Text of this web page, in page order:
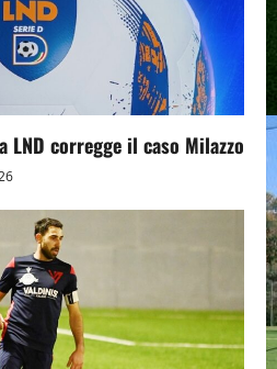
LND corregge il caso Milazzo